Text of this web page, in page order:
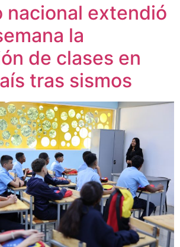
nacional extendió
la
de clases en
tras sismos